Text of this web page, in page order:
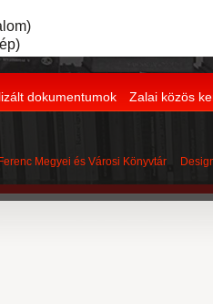
dokumentumok Zalai közös
Megyei és Városi Könyvtár